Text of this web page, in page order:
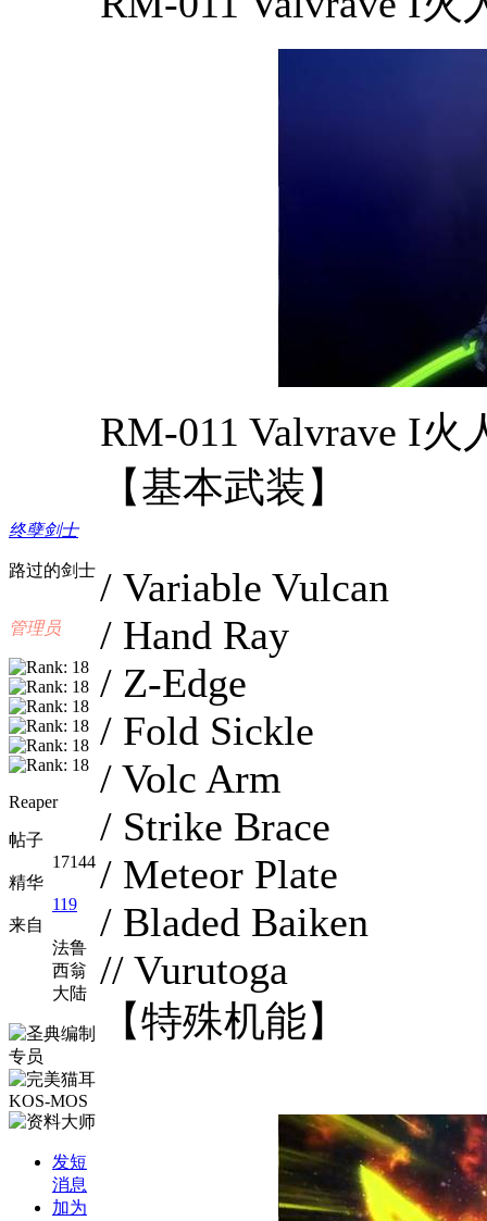
终孽剑士
路过的剑士
管理员
Reaper
帖子
17144
精华
119
来自
法鲁
西翁
大陆
发短
消息
加为
RM-011 Valvrave I火
【基本武装】
/ Variable Vulcan
/ Hand Ray
/ Z-Edge
/ Fold Sickle
/ Volc Arm
/ Strike Brace
/ Meteor Plate
/ Bladed Baiken
// Vurutoga
【特殊机能】